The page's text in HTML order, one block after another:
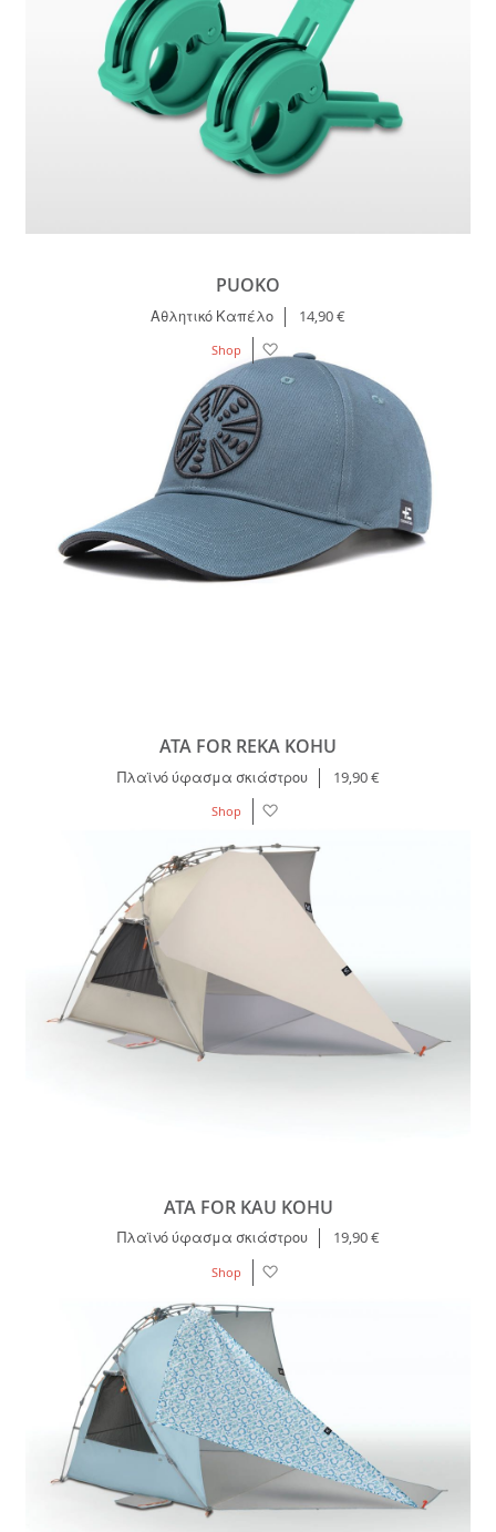
PUOKO
Αθλητικό Καπέλο 14,90 €
Shop
Επιθυμιών
ATA FOR REKA KOHU
Πλαϊνό ύφασμα σκιάστρου 19,90 €
Shop
ATA FOR KAU KOHU
Πλαϊνό ύφασμα σκιάστρου 19,90 €
Shop